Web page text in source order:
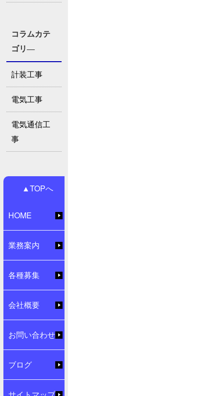
コラムカテ
ゴリ―
計装工事
電気工事
電気通信工
事
▲TOPへ
HOME
業務案内
各種募集
会社概要
お問い合わせ
ブログ